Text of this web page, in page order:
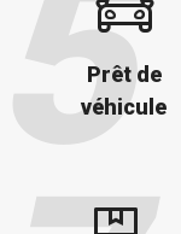
Prêt de
véhicule